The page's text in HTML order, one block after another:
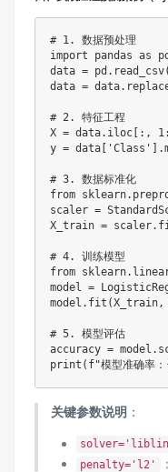
# 1. 数据预处理
import pandas as pd
data =
data =
# 2. 特征工程
X = data.iloc[:,
y =
# 3. 数据标准化
from
scaler =
X_train =
# 4. 训练模型
from
model =
model.fit(X_train,
# 5. 模型评估
accuracy =
print(f"模型准确率
​关键参数说明​ ​：
penalty='l2'